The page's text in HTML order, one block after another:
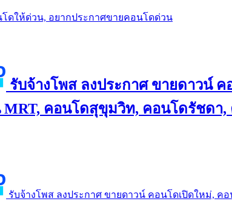
ดให้ด่วน, อยากประกาศขายคอนโดด่วน
รับจ้างโพส ลงประกาศ ขายดาวน์
MRT, คอนโดสุขุมวิท, คอนโดรัชดา
รับจ้างโพส ลงประกาศ ขายดาวน์ คอนโดเปิดใหม่,